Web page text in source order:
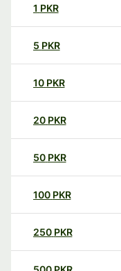
1 PKR
5 PKR
10 PKR
20 PKR
50 PKR
100 PKR
250 PKR